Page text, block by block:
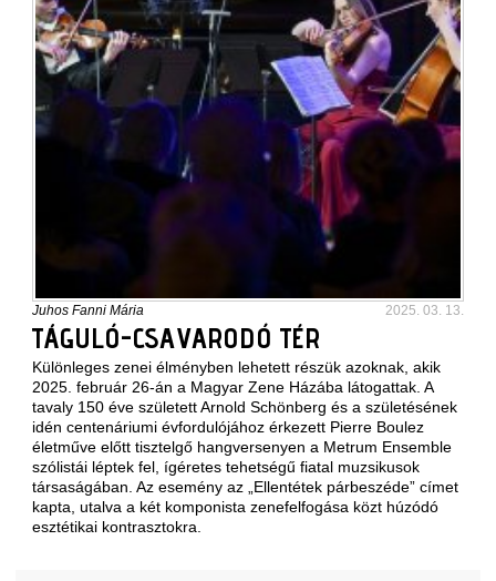
Juhos Fanni Mária 2025. 03. 13.
TÁGULÓ-CSAVARODÓ TÉR
Különleges zenei élményben lehetett részük azoknak, akik
2025. február 26-án a Magyar Zene Házába látogattak. A
tavaly 150 éve született Arnold Schönberg és a születésének
idén centenáriumi évfordulójához érkezett Pierre Boulez
életműve előtt tisztelgő hangversenyen a Metrum Ensemble
szólistái léptek fel, ígéretes tehetségű fiatal muzsikusok
társaságában. Az esemény az „Ellentétek párbeszéde” címet
kapta, utalva a két komponista zenefelfogása közt húzódó
esztétikai kontrasztokra.